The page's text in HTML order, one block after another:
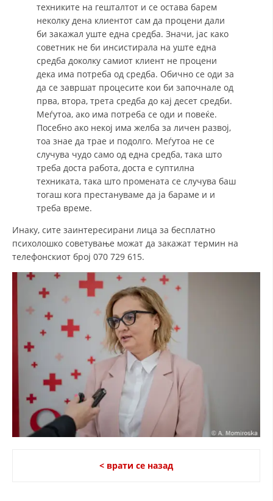
техниките на гешталтот и се остава барем
неколку дена клиентот сам да процени дали
би закажал уште една средба. Значи, јас како
советник не би инсистирала на уште една
средба доколку самиот клиент не процени
дека има потреба од средба. Обично се оди за
да се завршат процесите кои би започнале од
прва, втора, трета средба до кај десет средби.
Меѓутоа, ако има потреба се оди и повеќе.
Посебно ако некој има желба за личен развој,
тоа знае да трае и подолго. Меѓутоа не се
случува чудо само од една средба, така што
треба доста работа, доста е суптилна
техниката, така што промената се случува баш
тогаш кога престануваме да ја бараме и и
треба време.
Инаку, сите заинтересирани лица за бесплатно
психолошко советување можат да закажат термин на
телефонскиот број 070 729 615.
< врати се назад